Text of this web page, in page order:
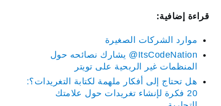
قراءة إضافية:
موارد الشركات الصغيرة
‎@ItsCodeNation يشارك نصائحه حول
المنظمات غير الربحية على تويتر
هل تحتاج إلى أفكار ملهمة لكتابة التغريدات؟:
20 فكرة لإنشاء تغريدات حول علامتك